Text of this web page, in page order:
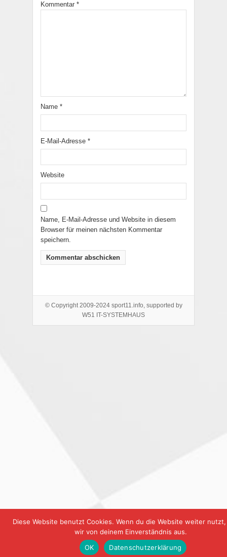
Kommentar *
Name *
E-Mail-Adresse *
Website
Name, E-Mail-Adresse und Website in diesem
Browser für meinen nächsten Kommentar
speichern.
© Copyright 2009-2024 sport11.info, supported by
W51 IT-SYSTEMHAUS
Diese Website benutzt Cookies. Wenn du die Website weiter
wir von deinem Einverständnis aus.
OK
Datenschutzerklärung